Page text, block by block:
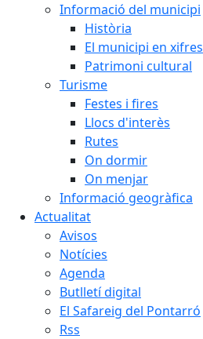
Informació del municipi
Història
El municipi en xifres
Patrimoni cultural
Turisme
Festes i fires
Llocs d'interès
Rutes
On dormir
On menjar
Informació geogràfica
Actualitat
Avisos
Notícies
Agenda
Butlletí digital
El Safareig del Pontarró
Rss